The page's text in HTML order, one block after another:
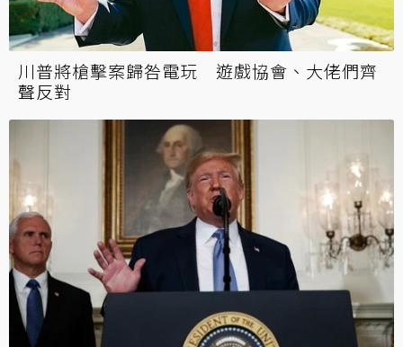
川普將槍擊案歸咎電玩 遊戲協會、大佬們齊
聲反對